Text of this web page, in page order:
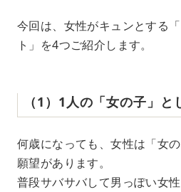
今回は、女性がキュンとする
ト」を4つご紹介します。
（1）1人の「女の子」
何歳になっても、女性は「女
願望があります。
普段サバサバして男っぽい女